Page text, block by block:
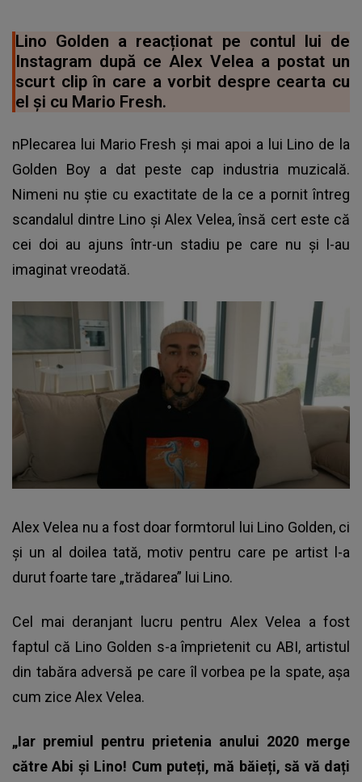
Lino Golden a reacționat pe contul lui de
Instagram după ce Alex Velea a postat un
scurt clip în care a vorbit despre cearta cu
el și cu Mario Fresh.
nPlecarea lui Mario Fresh și mai apoi a lui Lino de la
Golden Boy a dat peste cap industria muzicală.
Nimeni nu știe cu exactitate de la ce a pornit întreg
scandalul dintre Lino și Alex Velea, însă cert este că
cei doi au ajuns într-un stadiu pe care nu și l-au
imaginat vreodată.
Alex Velea nu a fost doar formtorul lui Lino Golden, ci
și un al doilea tată, motiv pentru care pe artist l-a
durut foarte tare „trădarea” lui Lino.
Cel mai deranjant lucru pentru Alex Velea a fost
faptul că Lino Golden s-a împrietenit cu ABI, artistul
din tabăra adversă pe care îl vorbea pe la spate, așa
cum zice Alex Velea.
„Iar premiul pentru prietenia anului 2020 merge
către Abi și Lino! Cum puteți, mă băieți, să vă dați